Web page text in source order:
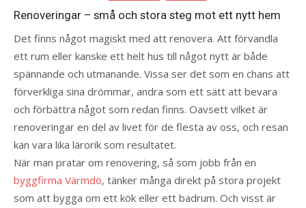
den
Renoveringar – små och stora steg mot ett nytt hem
Det finns något magiskt med att renovera. Att förvandla
ett rum eller kanske ett helt hus till något nytt är både
spännande och utmanande. Vissa ser det som en chans att
förverkliga sina drömmar, andra som ett sätt att bevara
och förbättra något som redan finns. Oavsett vilket är
renoveringar en del av livet för de flesta av oss, och resan
kan vara lika lärorik som resultatet.
När man pratar om renovering, så som jobb från en
byggfirma Värmdö, tänker många direkt på stora projekt
som att bygga om ett kök eller ett badrum. Och visst är